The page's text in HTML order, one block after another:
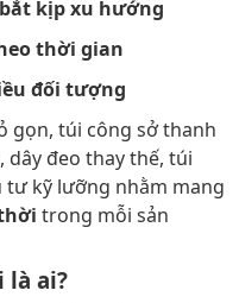
bắt kịp xu hướng
thời gian
đối tượng
gọn, túi công sở thanh
đeo thay thế, túi
tư kỹ lưỡng nhằm mang
trong mỗi sản
là ai?